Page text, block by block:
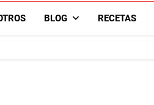
BLOG RECETAS